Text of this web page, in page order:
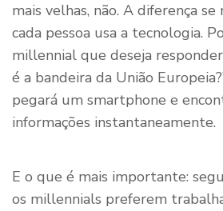
mais velhas, não. A diferença se
cada pessoa usa a tecnologia.
millennial que deseja
é a bandeira da União
pegará um smartphone e
informações instantaneamente.
E o que é mais importante:
os millennials preferem